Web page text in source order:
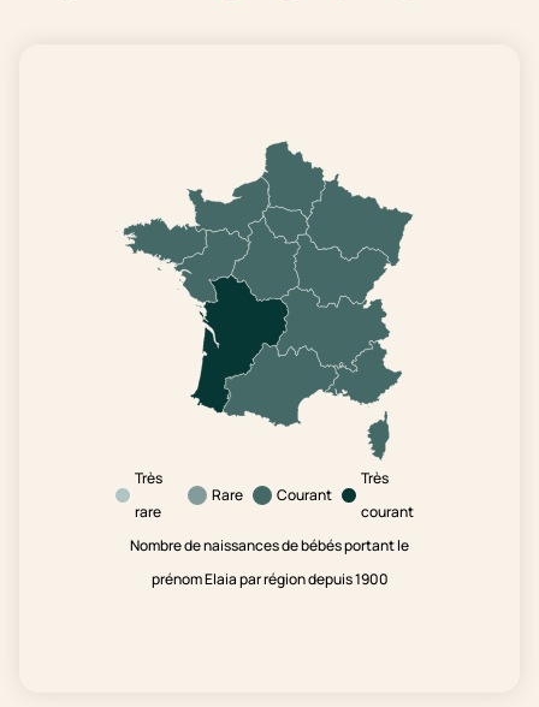
Très
rare
Rare Courant
Très
courant
Nombre de naissances de bébés portant le
prénom Elaia par région depuis 1900